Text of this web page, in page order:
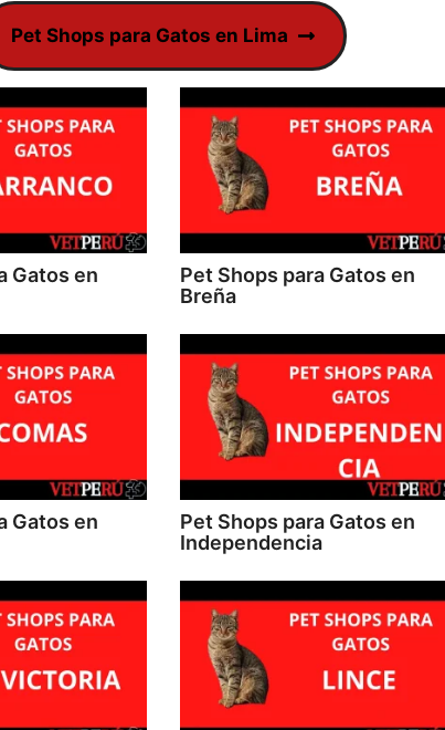
Pet Shops para Gatos en Lima
Gatos en
Pet Shops para Gatos en
Breña
Gatos en
Pet Shops para Gatos en
Independencia